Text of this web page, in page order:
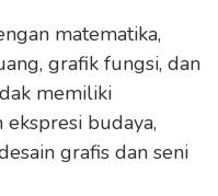
matematika,
grafik fungsi, dan
memiliki
budaya,
grafis dan seni